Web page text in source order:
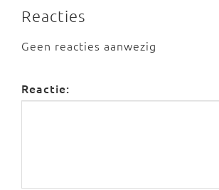
Reacties
Geen reacties aanwezig
Reactie: